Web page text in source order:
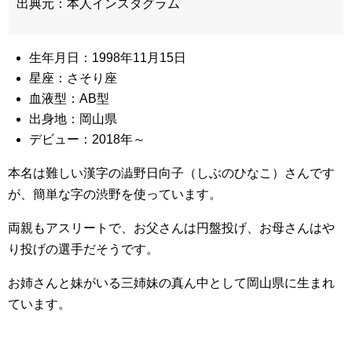
出典元：本人インスタグラム
生年月日：1998年11月15日
星座：さそり座
血液型：AB型
出身地：岡山県
デビュー：2018年～
本名は難しい漢字の澁野日向子（しぶのひなこ）さんです
が、簡単な字の渋野を使っています。
両親もアスリートで、お父さんは円盤投げ、お母さんはや
り投げの選手だそうです。
お姉さんと妹がいる三姉妹の真ん中として岡山県に生まれ
ています。